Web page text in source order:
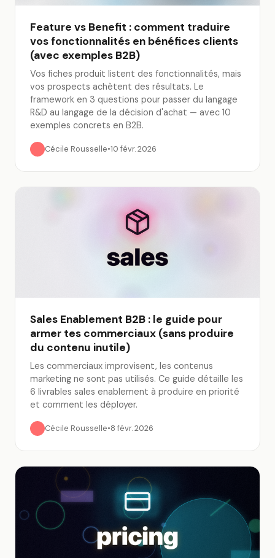
Feature vs Benefit : comment traduire
vos fonctionnalités en bénéfices clients
(avec exemples B2B)
Vos fiches produit listent des fonctionnalités, mais
vos prospects achètent des résultats. Le
framework en 3 questions pour passer du langage
R&D au langage de la décision d'achat — avec 10
exemples concrets en B2B.
Cécile Rousselle•10 févr. 2026
Sales Enablement B2B : le guide pour
armer tes commerciaux (sans produire
du contenu inutile)
Les commerciaux improvisent, les contenus
marketing ne sont pas utilisés. Ce guide détaille les
6 livrables sales enablement à produire en priorité
et comment les déployer.
Cécile Rousselle•8 févr. 2026